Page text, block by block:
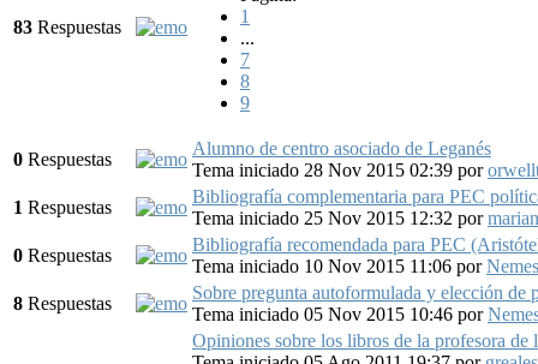
83 Respuestas
1
...
7
8
9
0 Respuestas
Alumno de centro asociado de Leganés
Tema iniciado 28 Nov 2015 02:39 por
1 Respuestas
Bibliografía complementaria para PEC
Tema iniciado 25 Nov 2015 12:32 por
0 Respuestas
Bibliografía recomendada para PEC
Tema iniciado 10 Nov 2015 11:06 porNemes
8 Respuestas
Sobre pregunta autoformulada y elección de
Tema iniciado 05 Nov 2015 10:46 por
Opiniones sobre los libros de la profesora